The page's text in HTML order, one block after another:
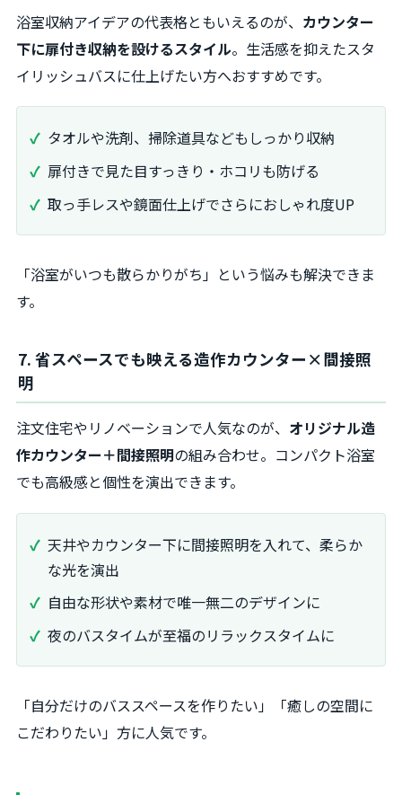
浴室収納アイデアの代表格ともいえるのが、 カウンター
下に扉付き収納を設けるスタイル。生活感を抑えたスタ
イリッシュバスに仕上げたい方へおすすめです。
タオルや洗剤、掃除道具などもしっかり収納
扉付きで見た目すっきり・ホコリも防げる
取っ手レスや鏡面仕上げでさらにおしゃれ度UP
「浴室がいつも散らかりがち」という悩みも解決できま
す。
7. 省スペースでも映える造作カウンター×間接照
明
注文住宅やリノベーションで人気なのが、 オリジナル造
作カウンター＋間接照明の組み合わせ。コンパクト浴室
でも高級感と個性を演出できます。
天井やカウンター下に間接照明を入れて、柔らか
な光を演出
自由な形状や素材で唯一無二のデザインに
夜のバスタイムが至福のリラックスタイムに
「自分だけのバススペースを作りたい」「癒しの空間に
こだわりたい」方に人気です。